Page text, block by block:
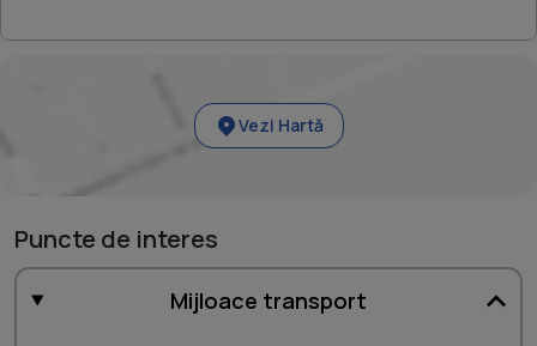
Vezi Hartă
Puncte de interes
Mijloace transport